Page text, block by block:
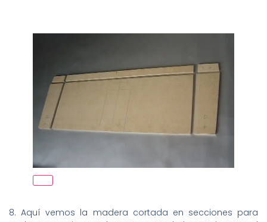
8. Aquí vemos la madera cortada en secciones para